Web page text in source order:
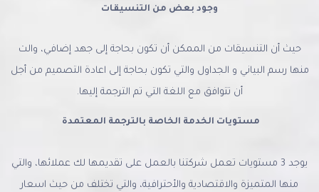
وجود بعض من التنسيقات
حيث أن التنسيقات من الممكن أن تكون بحاجة إلى جهد إضافي، والت
منها رسم البياني و الجداول والتي تكون بحاجة إلى اعادة التصميم من أجل
أن تتوافق مع اللغة التي تم الترجمة إليها.
مستويات الخدمة الخاصة بالترجمة المعتمدة
يوجد 3 مستويات تعمل شركتنا بالعمل على تقديمها لك عملائها، والتي
منها المتميزة والاقتصادية والأحترافية، والتي تختلف من حيث اسعار